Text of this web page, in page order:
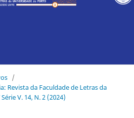
/
Revista da Faculdade de Letras da
V. 14, N. 2 (2024)